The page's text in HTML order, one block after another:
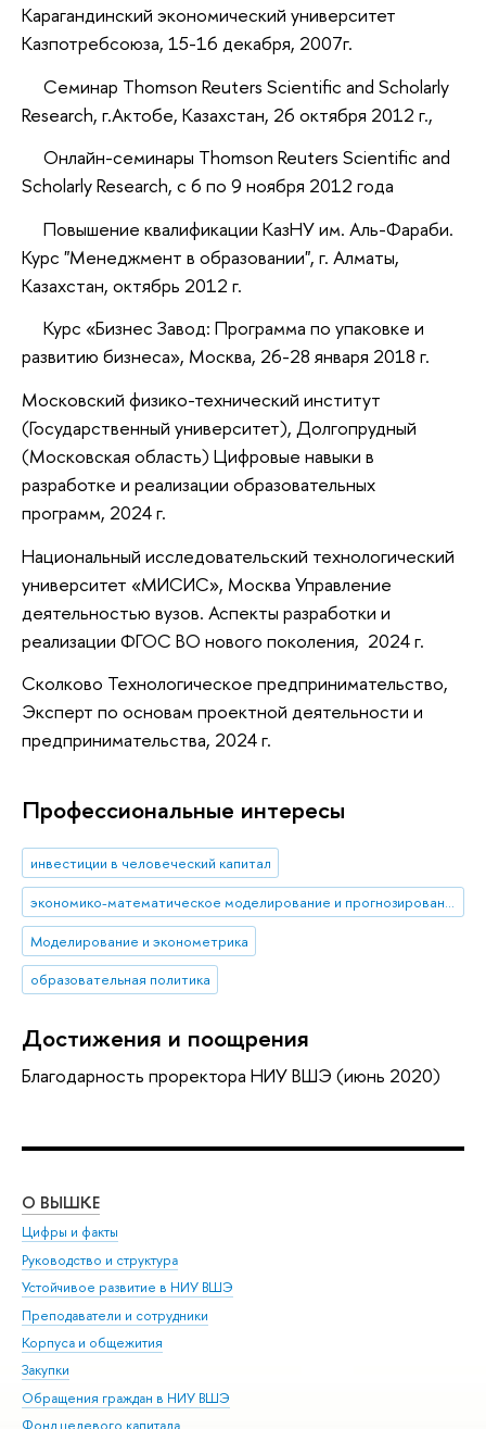
Карагандинский экономический университет
Казпотребсоюза, 15-16 декабря, 2007г.
Семинар Thomson Reuters Scientific and Scholarly
Research, г.Актобе, Казахстан, 26 октября 2012 г.,
Онлайн-семинары Thomson Reuters Scientific and
Scholarly Research, с 6 по 9 ноября 2012 года
Повышение квалификации КазНУ им. Аль-Фараби.
Курс "Менеджмент в образовании", г. Алматы,
Казахстан, октябрь 2012 г.
Курс «Бизнес Завод: Программа по упаковке и
развитию бизнеса», Москва, 26-28 января 2018 г.
Московский физико-технический институт
(Государственный университет), Долгопрудный
(Московская область) Цифровые навыки в
разработке и реализации образовательных
программ, 2024 г.
Национальный исследовательский технологический
университет «МИСИС», Москва Управление
деятельностью вузов. Аспекты разработки и
реализации ФГОС ВО нового поколения, 2024 г.
Сколково Технологическое предпринимательство,
Эксперт по основам проектной деятельности и
предпринимательства, 2024 г.
Профессиональные интересы
инвестиции в человеческий капитал
экономико-математическое моделирование и прогнозирование
Моделирование и эконометрика
образовательная политика
Достижения и поощрения
Благодарность проректора НИУ ВШЭ (июнь 2020)
О ВЫШКЕ
Цифры и факты
Руководство и структура
Устойчивое развитие в НИУ ВШЭ
Преподаватели и сотрудники
Корпуса и общежития
Закупки
Обращения граждан в НИУ ВШЭ
Фонд целевого капитала